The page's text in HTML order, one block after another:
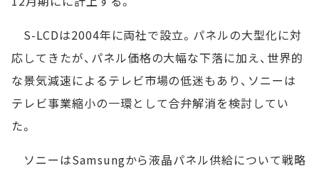
S-LCDは2004年に両社で設立。パネルの大型化に対
応してきたが、パネル価格の大幅な下落に加え、世界的
な景気減速によるテレビ市場の低迷もあり、ソニーは
テレビ事業縮小の一環として合弁解消を検討してい
た。
ソニーはSamsungから液晶パネル供給について戦略